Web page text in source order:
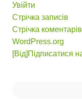
Увійти
Стрічка записів
Стрічка коментарів
WordPress.org
[Від]Підписатися